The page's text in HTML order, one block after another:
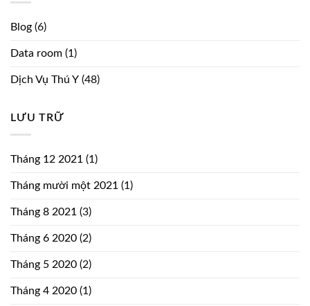
Blog (6)
Data room (1)
Dịch Vụ Thú Y (48)
LƯU TRỮ
Tháng 12 2021 (1)
Tháng mười một 2021 (1)
Tháng 8 2021 (3)
Tháng 6 2020 (2)
Tháng 5 2020 (2)
Tháng 4 2020 (1)